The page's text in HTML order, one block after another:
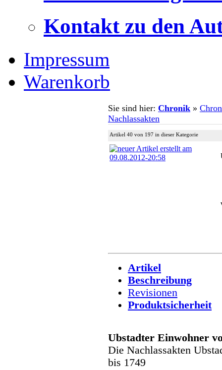
Kontakt zu den
Impressum
Warenkorb
Sie sind hier: Chronik »
Nachlassakten
Artikel 40 von 197 in dieser Kategorie
Artikel
Beschreibung
Revisionen
Produktsicherheit
Ubstadter Einwohner
Die Nachlassakten
bis 1749